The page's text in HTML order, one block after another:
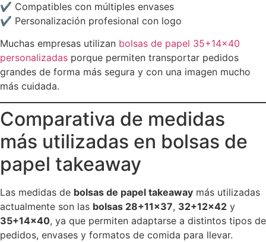
✔ Compatibles con múltiples envases
✔ Personalización profesional con logo
Muchas empresas utilizan bolsas de papel 35+14×40
personalizadas porque permiten transportar pedidos
grandes de forma más segura y con una imagen mucho
más cuidada.
Comparativa de medidas
más utilizadas en bolsas de
papel takeaway
Las medidas de bolsas de papel takeaway más utilizadas
actualmente son las bolsas 28+11×37, 32+12×42 y
35+14×40, ya que permiten adaptarse a distintos tipos de
pedidos, envases y formatos de comida para llevar.